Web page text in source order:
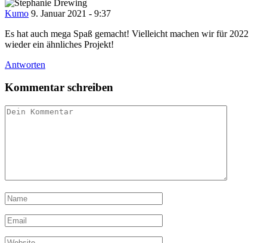
Kumo 9. Januar 2021 - 9:37
Es hat auch mega Spaß gemacht! Vielleicht machen wir für 2022
wieder ein ähnliches Projekt!
Antworten
Kommentar schreiben